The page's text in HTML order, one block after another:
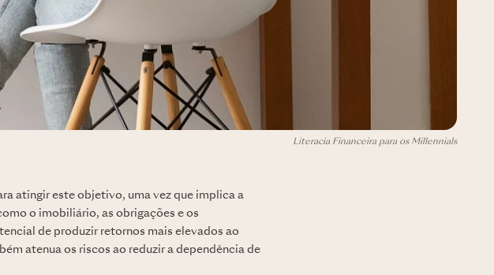
Literacia Financeira para os Millennials
atingir este objetivo, uma vez que implica a
o imobiliário, as obrigações e os
de produzir retornos mais elevados ao
atenua os riscos ao reduzir a dependência de